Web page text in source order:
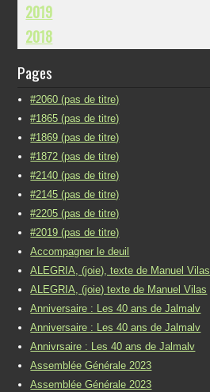
2019
2018
Pages
#2060 (pas de titre)
#1865 (pas de titre)
#1869 (pas de titre)
#1872 (pas de titre)
#2140 (pas de titre)
#2145 (pas de titre)
#2205 (pas de titre)
#2019 (pas de titre)
Accompagner le deuil
ALEGRIA, (joie), texte de Manuel Vilas
ALEGRIA, (joie) texte de Manuel Vilas
Anniversaire : Les 40 ans de Jalmalv
Anniversaire : Les 40 ans de Jalmalv
Annivrsaire : Les 40 ans de Jalmalv
Assemblée Générale 2023
Assemblée Générale 2023